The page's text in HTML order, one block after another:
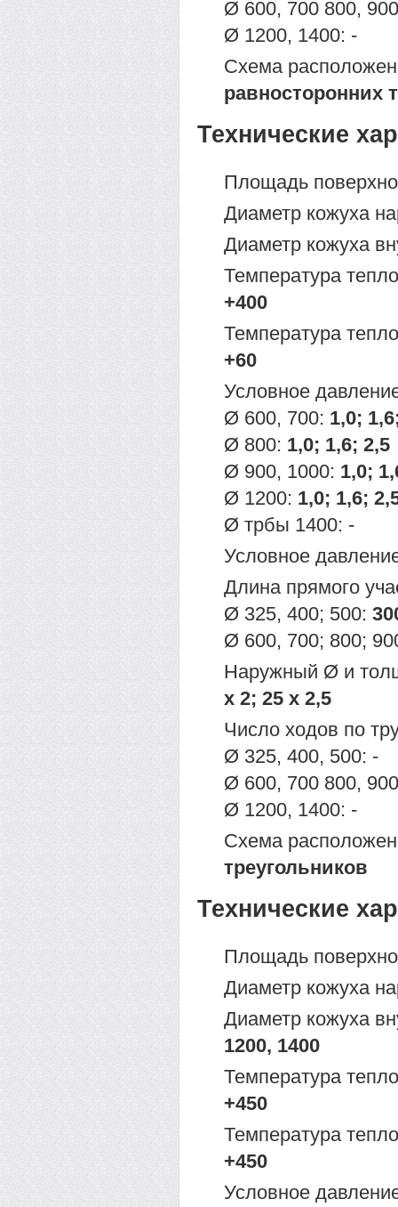
Ø 600, 700 800,
Ø 1200, 1400: -
Схема
равносторонних
Технические
Площадь
Диаметр кожуха
Диаметр кожуха
Температура
+400
Температура
+60
Условное
Ø 600, 700: 1,0;
Ø 800: 1,0; 1,6; 2,5
Ø 900, 1000: 1,0;
Ø 1200: 1,0; 1,6;
Ø трбы 1400: -
Условное
Длина прямого
Ø 325, 400; 500:
Ø 600, 700; 800;
Наружный Ø и
х 2; 25 х 2,5
Число ходов по
Ø 325, 400, 500: -
Ø 600, 700 800,
Ø 1200, 1400: -
Схема
треугольников
Технические
Площадь
Диаметр кожуха
Диаметр кожуха
1200, 1400
Температура
+450
Температура
+450
Условное